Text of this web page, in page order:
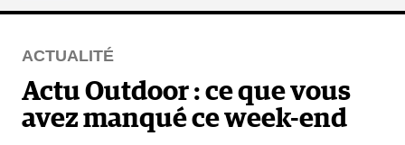
ACTUALITÉ
Actu Outdoor : ce que vous
avez manqué ce week-end